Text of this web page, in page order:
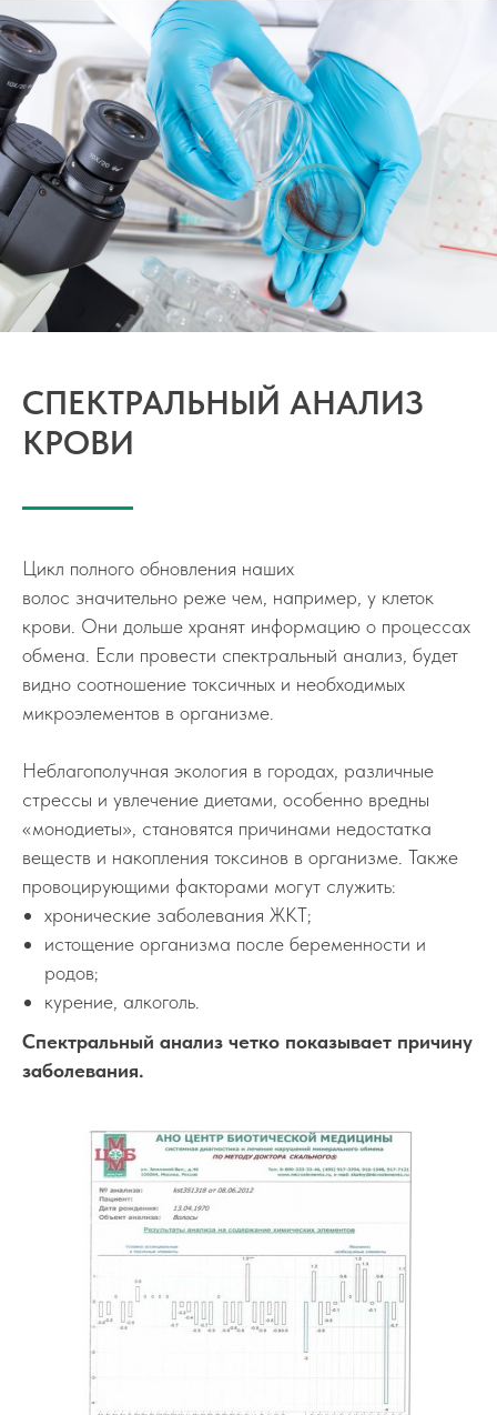
СПЕКТРАЛЬНЫЙ АНАЛИЗ
КРОВИ
Цикл полного обновления наших
волос значительно реже чем, например, у клеток
крови. Они дольше хранят информацию о процессах
обмена. Если провести спектральный анализ, будет
видно соотношение токсичных и необходимых
микроэлементов в организме.
Неблагополучная экология в городах, различные
стрессы и увлечение диетами, особенно вредны
«монодиеты», становятся причинами недостатка
веществ и накопления токсинов в организме. Также
провоцирующими факторами могут служить:
хронические заболевания ЖКТ;
истощение организма после беременности и
родов;
курение, алкоголь.
Спектральный анализ четко показывает причину
заболевания.